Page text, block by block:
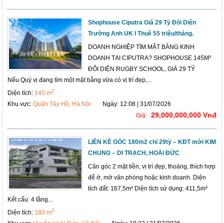
Shophouse Ciputra Giá 29 Tỷ Đối Diện
Trường Anh UK I Thuê 55 triệu/tháng.
DOANH NGHIỆP TÌM MẶT BẰNG KINH
DOANH TẠI CIPUTRA? SHOPHOUSE 145M²
ĐỐI DIỆN RUGBY SCHOOL, GIÁ 29 TỶ
Nếu Quý vị đang tìm một mặt bằng vừa có vị trí đẹp,...
Diện tích: 145 m2
Khu vực:Quận Tây Hồ, Hà Nội
Ngày: 12:08 | 31/07/2026
Giá: 29,000,000,000 Vnđ
LIỀN KỀ GÓC 180m2 chỉ 29tỷ – KĐT mới KIM
CHUNG – DI TRẠCH, HOÀI ĐỨC
Căn góc 2 mặt tiền, vị trí đẹp, thoáng, thích hợp
để ở, mở văn phòng hoặc kinh doanh. Diện
tích đất: 167,5m² Diện tích sử dụng: 411,5m²
Kết cấu: 4 tầng...
Diện tích: 180 m2